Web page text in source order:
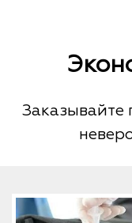
Заказывайте